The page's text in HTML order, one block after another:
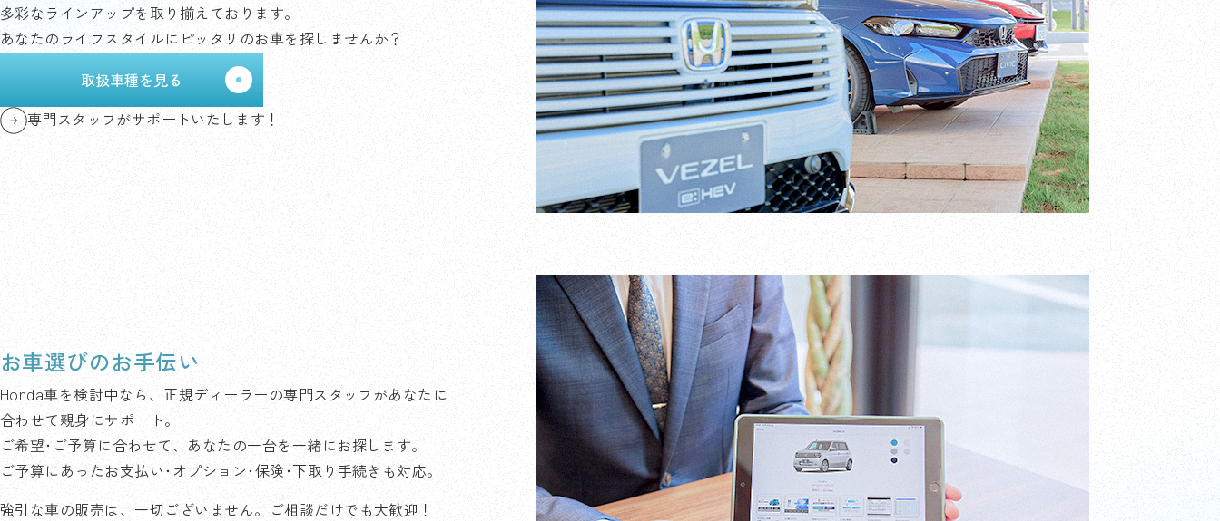
多彩なラインアップを取り揃えております。
あなたのライフスタイルにピッタリのお車を探しませんか？
取扱車種を見る
専門スタッフがサポートいたします！
お車選びのお手伝い
Honda車を検討中なら、正規ディーラーの専門スタッフがあなたに
合わせて親身にサポート。
ご希望･ご予算に合わせて、あなたの一台を一緒にお探します。
ご予算にあったお支払い･オプション･保険･下取り手続きも対応。
強引な車の販売は、一切ございません。ご相談だけでも大歓迎！